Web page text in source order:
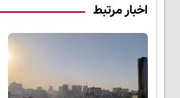
اخبار مرتبط